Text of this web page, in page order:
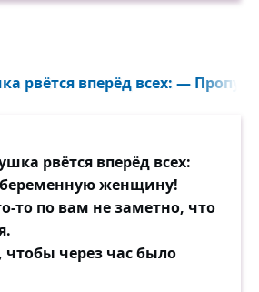
рвётся вперёд всех: —
рвётся вперёд всех:
женщину!
то по вам не заметно, что
через час было